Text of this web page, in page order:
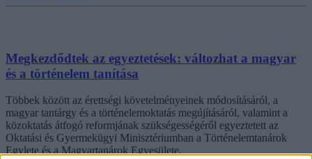
Megkezdődtek az egyeztetések: változhat a magyar
és a történelem tanítása
Többek között az érettségi követelményeinek módosításáról, a
magyar tantárgy és a történelemoktatás megújításáról, valamint a
közoktatás átfogó reformjának szükségességéről egyeztetett az
Oktatási és Gyermekügyi Minisztériumban a Történelemtanárok
Egylete és a Magyartanárok Egyesülete.